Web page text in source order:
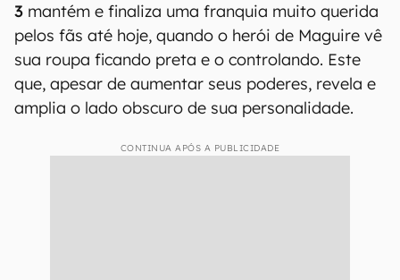
3 mantém e finaliza uma franquia muito querida
pelos fãs até hoje, quando o herói de Maguire vê
sua roupa ficando preta e o controlando. Este
que, apesar de aumentar seus poderes, revela e
amplia o lado obscuro de sua personalidade.
CONTINUA APÓS A PUBLICIDADE